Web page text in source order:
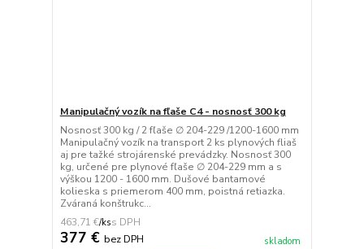
Manipulačný vozík na fľaše C4 - nosnosť 300 kg
Nosnosť 300 kg / 2 fľaše ∅ 204-229 /1200-1600 mm
Manipulačný vozík na transport 2 ks plynových fliaš
aj pre tažké strojárenské prevádzky. Nosnosť 300
kg, určené pre plynové fľaše ∅ 204-229 mm a s
výškou 1200 - 1600 mm. Dušové bantamové
kolieska s priemerom 400 mm, poistná retiazka.
Zváraná konštrukc...
463,71 €/ks
377 € bez DPH skladom